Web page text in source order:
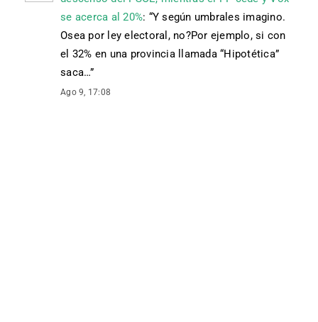
se acerca al 20%: “Y según umbrales imagino.
Osea por ley electoral, no?Por ejemplo, si con
el 32% en una provincia llamada “Hipotética”
saca…”
Ago 9, 17:08